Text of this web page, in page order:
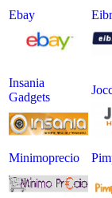
Ebay
Insania
Gadgets
Minimoprecio